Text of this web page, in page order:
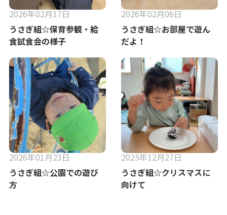
2026年02月17日
うさぎ組☆保育参観・給
食試食会の様子
2026年02月06日
うさぎ組☆お部屋で遊ん
だよ！
2026年01月23日
うさぎ組☆公園での遊び
方
2025年12月27日
うさぎ組☆クリスマスに
向けて